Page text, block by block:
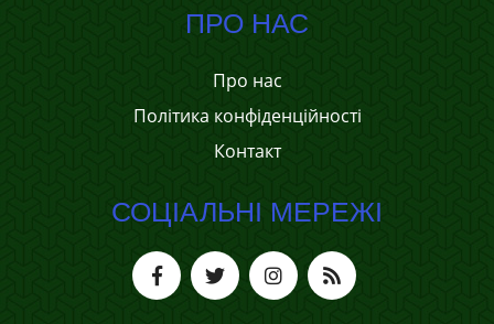
ПРО НАС
Про нас
Політика конфіденційності
Контакт
СОЦІАЛЬНІ МЕРЕЖІ